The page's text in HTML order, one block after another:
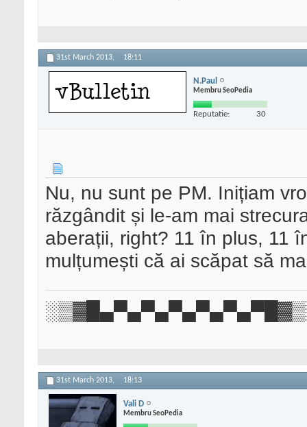
31st March 2013, 18:11
N.Paul
Membru SeoPedia
Reputatie: 30
Nu, nu sunt pe PM. Inițiam
răzgândit și le-am mai
aberații, right? 11 în plus, 11
mulțumești că ai scăpat să
31st March 2013, 18:13
Vali D
Membru SeoPedia